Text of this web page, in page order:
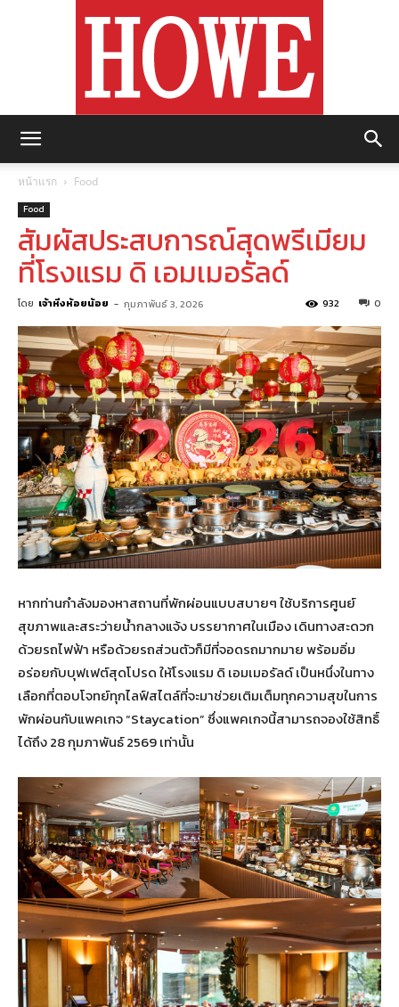
หน้าแรก Food
Food
สัมผัสประสบการณ์สุดพรีเมียม
ที่โรงแรม ดิ เอมเมอรัลด์
โดย เจ้าหิ่งห้อยน้อย - กุมภาพันธ์ 3, 2026 0
932
หากท่านกำลังมองหาสถานที่พักผ่อนแบบสบายๆ ใช้บริการศูนย์
สุขภาพและสระว่ายน้ำกลางแจ้ง บรรยากาศในเมือง เดินทางสะดวก
ด้วยรถไฟฟ้า หรือด้วยรถส่วนตัวก็มีที่จอดรถมากมาย พร้อมอิ่ม
อร่อยกับบุฟเฟต์สุดโปรด ให้โรงแรม ดิ เอมเมอรัลด์ เป็นหนึ่งในทาง
เลือกที่ตอบโจทย์ทุกไลฟ์สไตล์ที่จะมาช่วยเติมเต็มทุกความสุขในการ
พักผ่อนกับแพคเกจ “Staycation” ซึ่งแพคเกจนี้สามารถจองใช้สิทธิ์
ได้ถึง 28 กุมภาพันธ์ 2569 เท่านั้น